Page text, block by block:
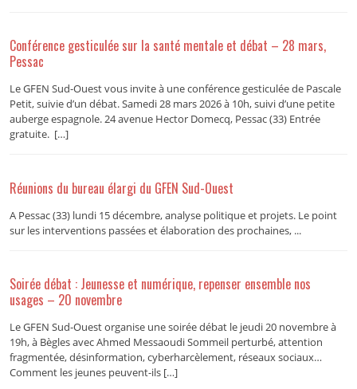
Conférence gesticulée sur la santé mentale et débat – 28 mars,
Pessac
Le GFEN Sud-Ouest vous invite à une conférence gesticulée de Pascale
Petit, suivie d’un débat. Samedi 28 mars 2026 à 10h, suivi d’une petite
auberge espagnole. 24 avenue Hector Domecq, Pessac (33) Entrée
gratuite. […]
Réunions du bureau élargi du GFEN Sud-Ouest
A Pessac (33) lundi 15 décembre, analyse politique et projets. Le point
sur les interventions passées et élaboration des prochaines, ...
Soirée débat : Jeunesse et numérique, repenser ensemble nos
usages – 20 novembre
Le GFEN Sud-Ouest organise une soirée débat le jeudi 20 novembre à
19h, à Bègles avec Ahmed Messaoudi Sommeil perturbé, attention
fragmentée, désinformation, cyberharcèlement, réseaux sociaux…
Comment les jeunes peuvent-ils […]